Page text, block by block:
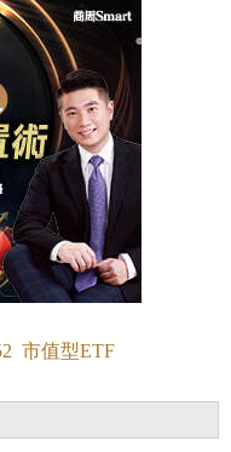
市值型ETF